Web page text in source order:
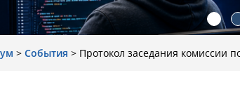
> События > Протокол заседания комиссии